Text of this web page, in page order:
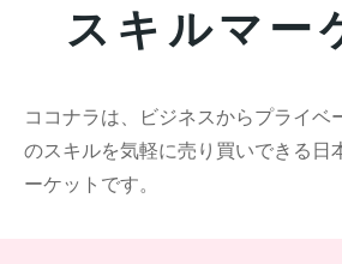
スキルマー
ココナラは、ビジネスからプライベ
のスキルを気軽に売り買いできる日
ーケットです。